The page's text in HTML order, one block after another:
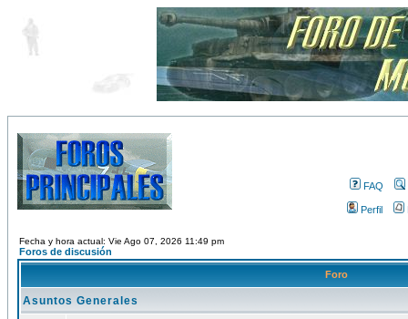
FAQ
Perfil
Fecha y hora actual: Vie Ago 07, 2026 11:49 pm
Foros de discusión
Foro
Asuntos Generales